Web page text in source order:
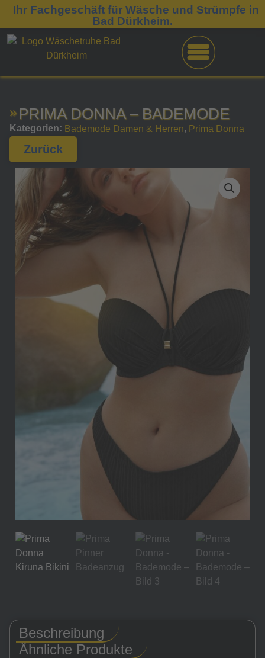
Ihr Fachgeschäft für Wäsche und Strümpfe in
Bad Dürkheim.
PRIMA DONNA – BADEMODE
Kategorien: Bademode Damen & Herren, Prima Donna
Zurück
Beschreibung
Ähnliche Produkte